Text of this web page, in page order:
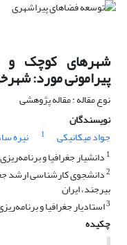
شهرهای کوچک و
پیرامونی مورد:
نوع مقاله : مقاله پژوهشی
نویسندگان
جواد میکانیکی
1 نیره
1 دانشیار جغرافیا و
2دانشجوی کارشناسی ارشد
بیرجند، ایران
3استادیار جغرافیا و
چکیده